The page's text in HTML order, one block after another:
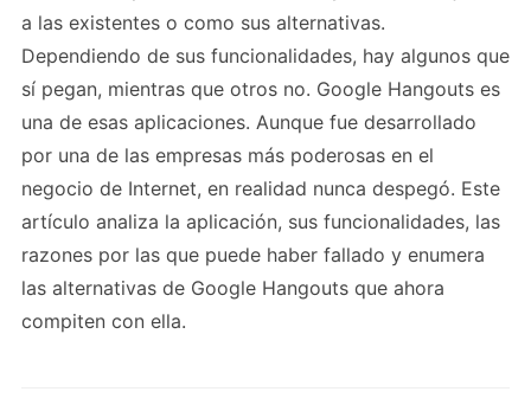
a las existentes o como sus alternativas.
Dependiendo de sus funcionalidades, hay algunos que
sí pegan, mientras que otros no. Google Hangouts es
una de esas aplicaciones. Aunque fue desarrollado
por una de las empresas más poderosas en el
negocio de Internet, en realidad nunca despegó. Este
artículo analiza la aplicación, sus funcionalidades, las
razones por las que puede haber fallado y enumera
las alternativas de Google Hangouts que ahora
compiten con ella.